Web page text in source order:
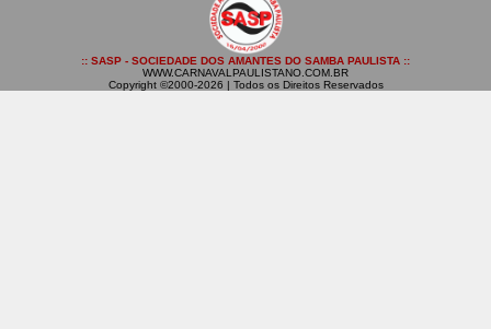
:: SASP - SOCIEDADE DOS AMANTES DO SAMBA PAULISTA ::
WWW.CARNAVALPAULISTANO.COM.BR
Copyright ©2000-2026 | Todos os Direitos Reservados